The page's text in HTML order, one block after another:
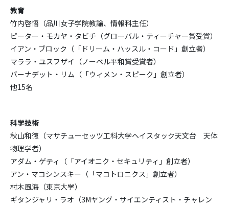
教育
竹内啓悟（品川女子学院教諭、情報科主任）
ピーター・モカヤ・タビチ（グローバル・ティーチャー賞受賞）
イアン・ブロック（「ドリーム・ハッスル・コード」創立者）
マララ・ユスフザイ（ノーベル平和賞受賞者）
バーナデット・リム（「ウィメン・スピーク」創立者）
他15名
科学技術
秋山和徳（マサチューセッツ工科大学ヘイスタック天文台 天体
物理学者）
アダム・ゲティ（「アイオニク・セキュリティ」創立者）
アン・マコシンスキー（「マコトロニクス」創立者）
村木風海（東京大学）
ギタンジャリ・ラオ（3Mヤング・サイエンティスト・チャレン